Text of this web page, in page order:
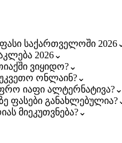
ფასი საქართველოში 2026
2026⌄
ვიყიდო?⌄
ონლაინ?⌄
იაფი ალტერნატივა?⌄
ზე ფასები განახლებულია?
მიეკუთვნება?⌄